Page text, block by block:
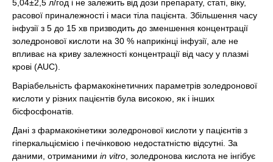
5,04±2,5 л/год і не залежить від дози препарату, статі, віку,
расової приналежності і маси тіла пацієнта. Збільшення часу
інфузії з 5 до 15 хв призводить до зменшення концентрації
золедронової кислоти на 30 % наприкінці інфузії, але не
впливає на криву залежності концентрації від часу у плазмі
крові (AUC).
Варіабельність фармакокінетичних параметрів золедронової
кислоти у різних пацієнтів була високою, як і інших
бісфосфонатів.
Дані з фармакокінетики золедронової кислоти у пацієнтів з
гіперкальціємією і печінковою недостатністю відсутні. За
даними, отриманими in vitro, золедронова кислота не інгібує